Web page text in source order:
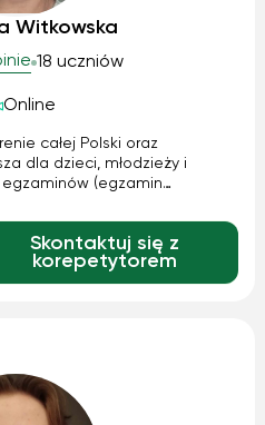
Witkowska
18 uczniów
Online
całej Polski oraz
dla dzieci, młodzieży i
(egzamin
i rozszerzona). Na
wczesnoszkolnym od samego
umiejętno...
Skontaktuj się z
korepetytorem